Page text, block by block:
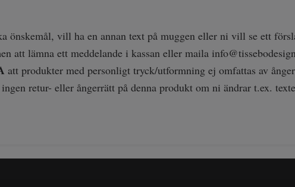
önskemål, vill ha en annan text på muggen eller ni vill se ett
att lämna ett meddelande i kassan eller maila
att produkter med personligt tryck/utformning ej omfattas av
ingen retur- eller ångerrätt på denna produkt om ni ändrar t.ex.